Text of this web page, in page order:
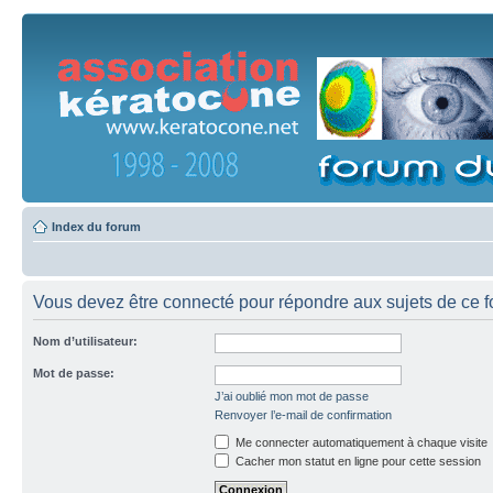
Index du forum
Vous devez être connecté pour répondre aux sujets de ce
Nom d’utilisateur:
Mot de passe:
J’ai oublié mon mot de passe
Renvoyer l’e-mail de confirmation
Me connecter automatiquement à chaque visite
Cacher mon statut en ligne pour cette session